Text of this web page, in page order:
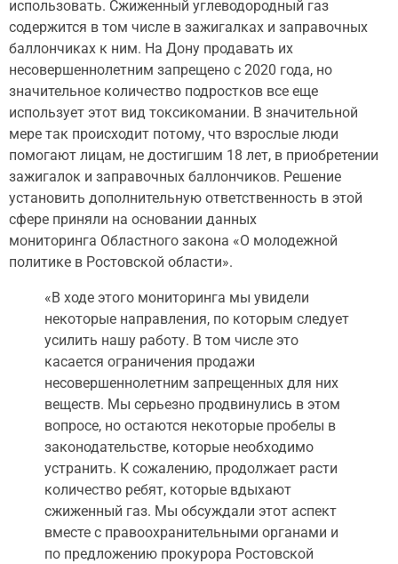
использовать. Сжиженный углеводородный газ
содержится в том числе в зажигалках и заправочных
баллончиках к ним. На Дону продавать их
несовершеннолетним запрещено с 2020 года, но
значительное количество подростков все еще
использует этот вид токсикомании. В значительной
мере так происходит потому, что взрослые люди
помогают лицам, не достигшим 18 лет, в приобретении
зажигалок и заправочных баллончиков. Решение
установить дополнительную ответственность в этой
сфере приняли на основании данных
мониторинга Областного закона «О молодежной
политике в Ростовской области».
«В ходе этого мониторинга мы увидели
некоторые направления, по которым следует
усилить нашу работу. В том числе это
касается ограничения продажи
несовершеннолетним запрещенных для них
веществ. Мы серьезно продвинулись в этом
вопросе, но остаются некоторые пробелы в
законодательстве, которые необходимо
устранить. К сожалению, продолжает расти
количество ребят, которые вдыхают
сжиженный газ. Мы обсуждали этот аспект
вместе с правоохранительными органами и
по предложению прокурора Ростовской